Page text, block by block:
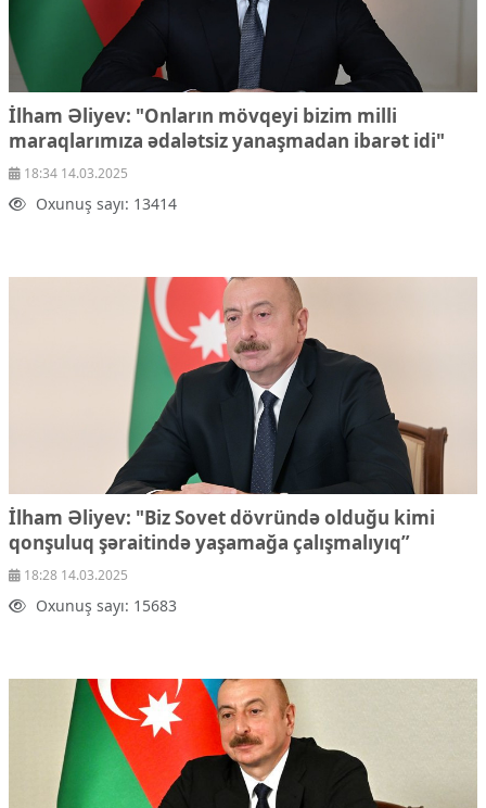
İlham Əliyev: "Onların mövqeyi bizim milli
maraqlarımıza ədalətsiz yanaşmadan ibarət idi"
18:34 14.03.2025
Oxunuş sayı: 13414
İlham Əliyev: "Biz Sovet dövründə olduğu kimi
qonşuluq şəraitində yaşamağa çalışmalıyıq”
18:28 14.03.2025
Oxunuş sayı: 15683